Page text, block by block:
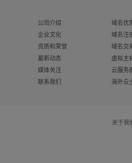
公司介绍
企业文化
资质和荣誉
最新动态
媒体关注
联系我们
域名优
域名注
域名交
虚拟主
云服务
海外云
关于我